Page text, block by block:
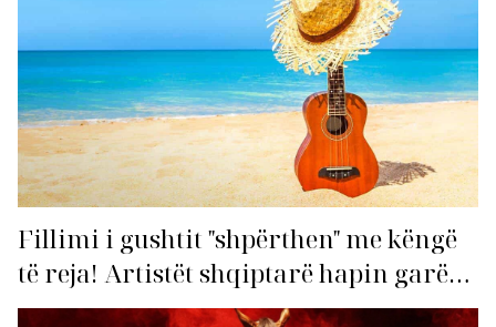
Fillimi i gushtit "shpërthen" me këngë
të reja! Artistët shqiptarë hapin garën
për hitin e verës!